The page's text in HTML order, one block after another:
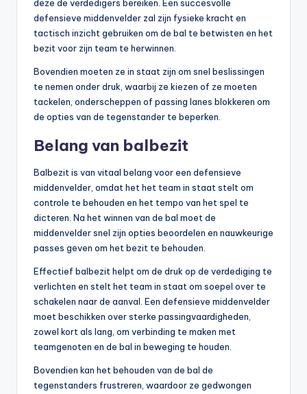
deze de verdedigers bereiken. Een succesvolle
defensieve middenvelder zal zijn fysieke kracht en
tactisch inzicht gebruiken om de bal te betwisten en het
bezit voor zijn team te herwinnen.
Bovendien moeten ze in staat zijn om snel beslissingen
te nemen onder druk, waarbij ze kiezen of ze moeten
tackelen, onderscheppen of passing lanes blokkeren om
de opties van de tegenstander te beperken.
Belang van balbezit
Balbezit is van vitaal belang voor een defensieve
middenvelder, omdat het het team in staat stelt om
controle te behouden en het tempo van het spel te
dicteren. Na het winnen van de bal moet de
middenvelder snel zijn opties beoordelen en nauwkeurige
passes geven om het bezit te behouden.
Effectief balbezit helpt om de druk op de verdediging te
verlichten en stelt het team in staat om soepel over te
schakelen naar de aanval. Een defensieve middenvelder
moet beschikken over sterke passingvaardigheden,
zowel kort als lang, om verbinding te maken met
teamgenoten en de bal in beweging te houden.
Bovendien kan het behouden van de bal de
tegenstanders frustreren, waardoor ze gedwongen